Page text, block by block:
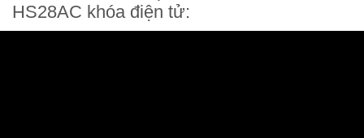
HS28AC khóa điện tử: